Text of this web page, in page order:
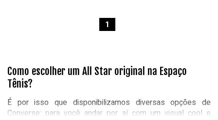
1
Como escolher um All Star original na Espaço
Tênis?
É por isso que disponibilizamos diversas opções de
Converse: para você andar por aí com um visual cool e